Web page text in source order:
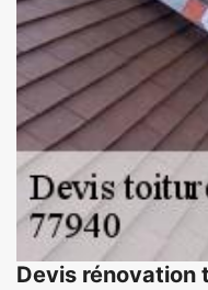
Devis rénovation